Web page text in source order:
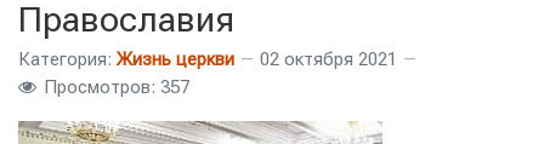
Православия
Категория: Жизнь церкви
02 октября 2021
Просмотров: 357